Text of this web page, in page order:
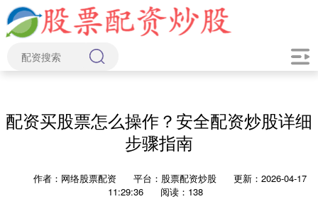
配资买股票怎么操作？安全配资炒股详细
步骤指南
作者：网络股票配资 平台：股票配资炒股
更新：2026-04-17
11:29:36
阅读：138